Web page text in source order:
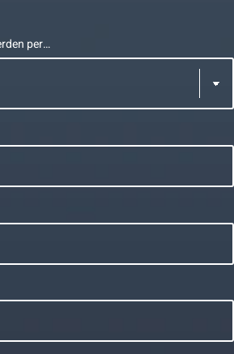
per…